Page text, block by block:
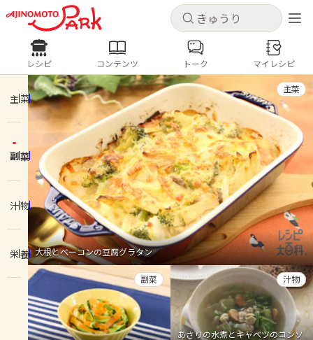
キャンセル
ログインするとレシピを保存できます
ログイン 新規登録
ホーム
コンテンツ
レシピ
トーク
よくあるお問い合わせ
キャンセル
レシピ コンテンツ
人気の食材・レシピ
きゅうり なす トマト
とうもろこし
ピーマン
みょうが ゴーヤ
レシピ コンテンツ トーク マイレシピ
主菜
副菜
汁物
栄養 大根とベーコンの豆腐グラタン
主菜
副菜
あさりの水煮とキャベツのコンソ
汁物